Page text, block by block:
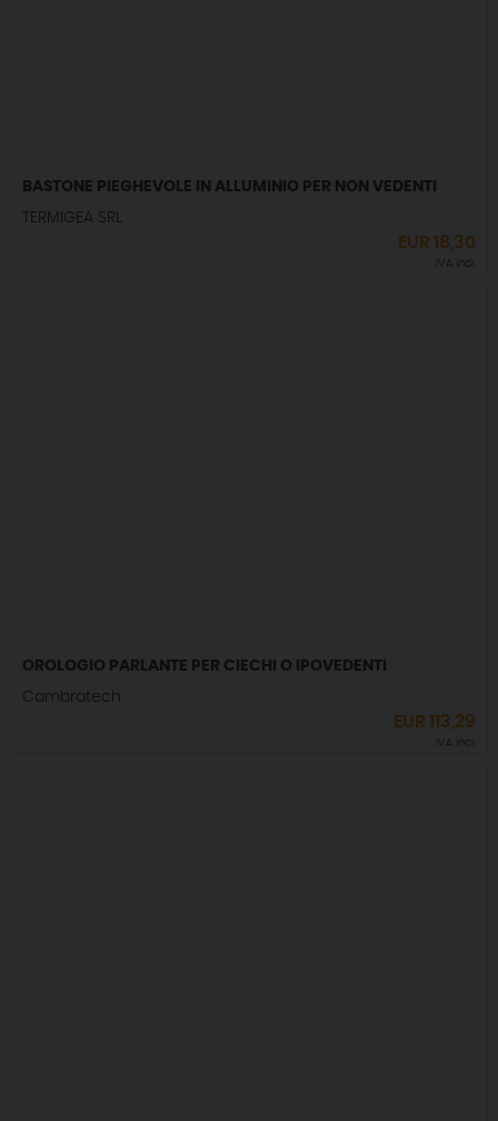
BASTONE PIEGHEVOLE IN ALLUMINIO PER NON VEDENTI
TERMIGEA SRL
EUR18,30
IVA incl.
OROLOGIO PARLANTE PER CIECHI O IPOVEDENTI
Cambratech
EUR113,29
IVA incl.